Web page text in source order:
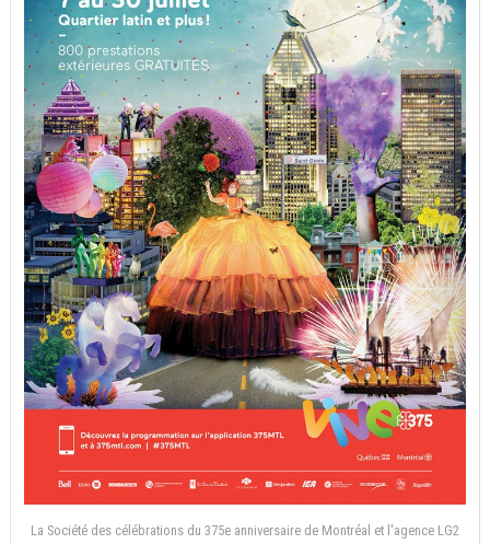
La Société des célébrations du 375e anniversaire de Montréal et l'agence LG2